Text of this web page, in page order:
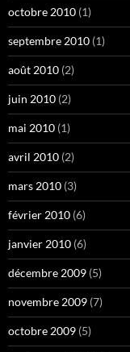
octobre 2010 (1)
septembre 2010 (1)
août 2010 (2)
juin 2010 (2)
mai 2010 (1)
avril 2010 (2)
mars 2010 (3)
février 2010 (6)
janvier 2010 (6)
décembre 2009 (5)
novembre 2009 (7)
octobre 2009 (5)